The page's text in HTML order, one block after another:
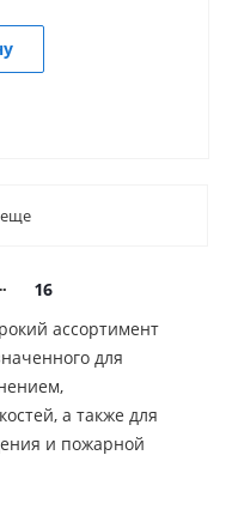
еще
16
ассортимент
для
а также для
и пожарной